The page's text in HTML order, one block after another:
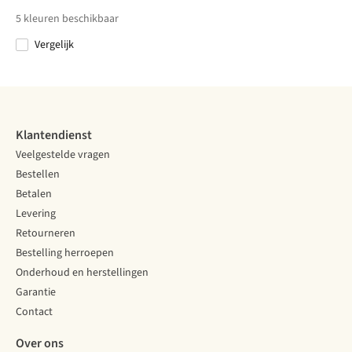
Regular
Short Sleeve
Regular
Short Sl
Regular
5 kleuren beschikbaar
Vergelijk
Klantendienst
Veelgestelde vragen
Bestellen
Betalen
Levering
Retourneren
Bestelling herroepen
Onderhoud en herstellingen
Garantie
Contact
Over ons